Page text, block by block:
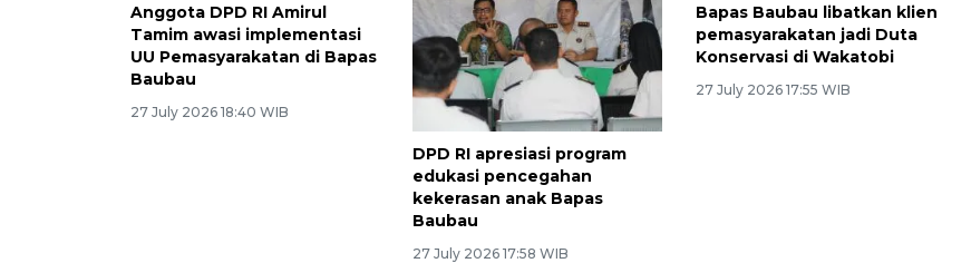
Anggota DPD RI Amirul
Tamim awasi implementasi
UU Pemasyarakatan di Bapas
Baubau
27 July 2026 18:40 WIB
DPD RI apresiasi program
edukasi pencegahan
kekerasan anak Bapas
Baubau
27 July 2026 17:58 WIB
Bapas Baubau libatkan klien
pemasyarakatan jadi Duta
Konservasi di Wakatobi
27 July 2026 17:55 WIB